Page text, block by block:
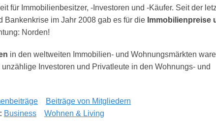
für Immobilienbesitzer, -Investoren und -Käufer. Seit der
Bankenkrise im Jahr 2008 gab es für die Immobilienpreise
Norden!
in den weltweiten Immobilien- und Wohnungsmärkten
Investoren und Privatleute in den Wohnungs- und
Beiträge von Mitgliedern
Business
Wohnen & Living